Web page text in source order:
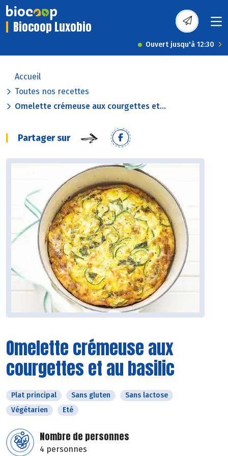
Biocoop Luxobio
Ouvert jusqu'à 12:30
Accueil
Toutes nos recettes
Omelette crémeuse aux courgettes et...
Partager sur
Omelette crémeuse aux
courgettes et au basilic
Plat principal Sans gluten
Sans lactose
Végétarien
Eté
Nombre de personnes
4 personnes